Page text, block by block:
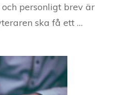
personligt brev är
ska få ett …